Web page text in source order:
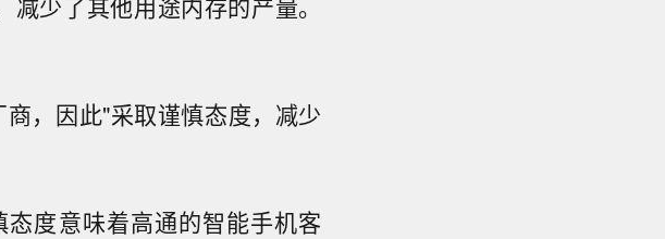
，因此"采取谨慎态度，减少
度意味着高通的智能手机客